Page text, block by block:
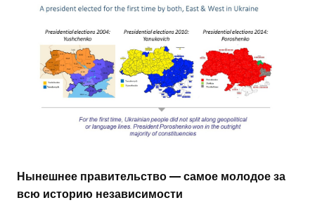
Нынешнее правительство — самое молодое за
всю историю независимости